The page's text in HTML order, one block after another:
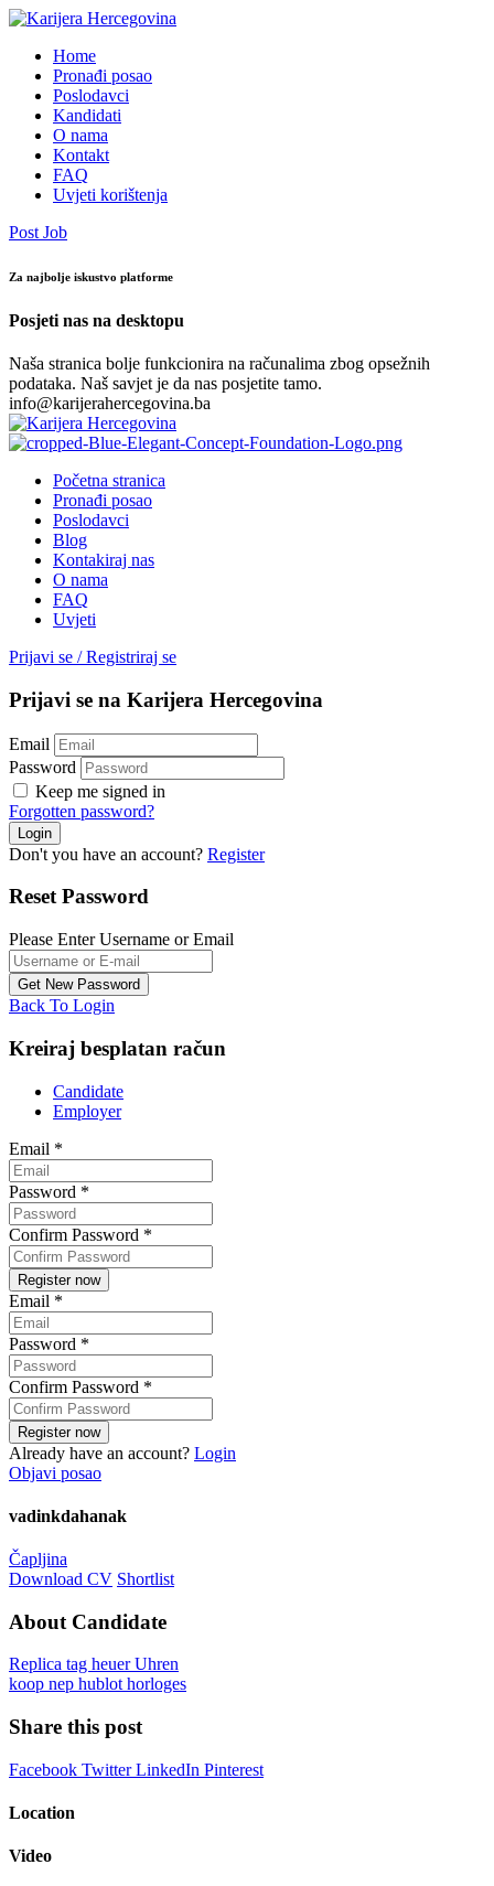
Home
Pronađi posao
Poslodavci
Kandidati
O nama
Kontakt
FAQ
Uvjeti korištenja
Post Job
Za najbolje iskustvo platforme
Posjeti nas na desktopu
Naša stranica bolje funkcionira na računalima zbog opsežnih
podataka. Naš savjet je da nas posjetite tamo.
info@karijerahercegovina.ba
Početna stranica
Pronađi posao
Poslodavci
Blog
Kontakiraj nas
O nama
FAQ
Uvjeti
Prijavi se / Registriraj se
Prijavi se na Karijera Hercegovina
Email
Password
Keep me signed in
Forgotten password?
Don't you have an account? Register
Reset Password
Please Enter Username or Email
Back To Login
Kreiraj besplatan račun
Candidate
Employer
Email *
Password *
Confirm Password *
Email *
Password *
Confirm Password *
Already have an account? Login
Objavi posao
vadinkdahanak
Čapljina
Download CV Shortlist
About Candidate
Replica tag heuer Uhren
koop nep hublot horloges
Share this post
Facebook TwitterLinkedIn Pinterest
Location
Video